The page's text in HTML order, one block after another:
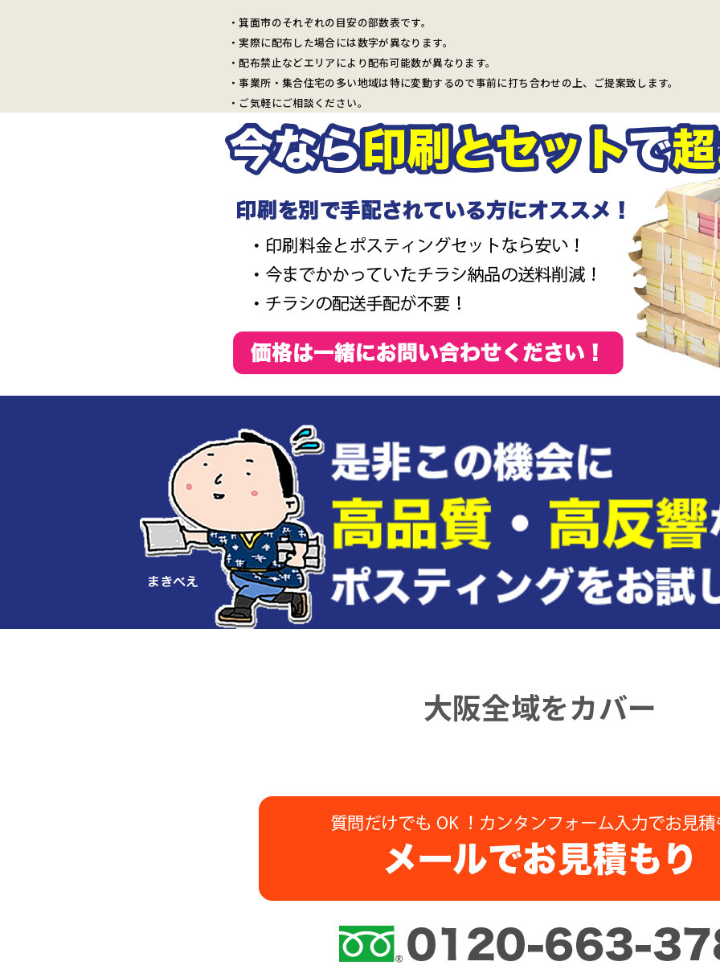
・箕面市のそれぞれの目安の部数表です。
・実際に配布した場合には数字が異なります。
・配布禁止などエリアにより配布可能数が異なります。
・事業所・集合住宅の多い地域は特に変動するので事前に打ち合わせの上、ご提案致します。
・ご気軽にご相談ください。
大阪全域をカバー